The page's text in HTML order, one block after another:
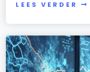
LEES VERDER